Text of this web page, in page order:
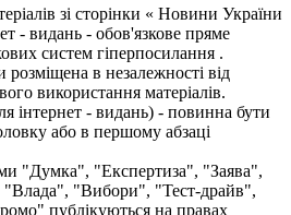
зі сторінки « Новини України
- видань - обов'язкове пряме
систем гіперпосилання .
в незалежності від
використання матеріалів.
інтернет - видань) - повинна бути
або в першому абзаці
"Думка", "Експертиза", "Заява",
"Влада", "Вибори", "Тест-драйв",
публікуються на правах